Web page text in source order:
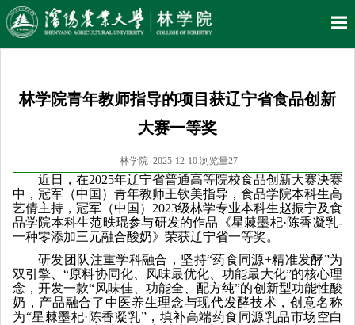
林学院青年教师指导的项目获辽宁省食品创新
大赛一等奖
林学院 2025-12-10 浏览量27
近日，在2025年辽宁省普通高等院校食品创新大赛决赛
中，冠军（中国）青年教师王钦美指导，食品学院本科生高
艺倩主持，冠军（中国） 2023级林学专业本科生赵振宁及食
品学院本科生范昳琨参与研发的作品《星棘墨杞·陈香凝乳-
一种零添加三元融合酸奶》荣获辽宁省一等奖。
研发团队注重学科融合，坚持“药食同源+精准发酵”为
双引擎、“原料协同化、风味最优化、功能最大化”的核心理
念，开发一款“风味佳、功能全、配方纯”的创新型功能性酸
奶，产品融合了中医养生理念与现代发酵技术，创意名称
为“星棘墨杞· 陈香凝乳”，填补高端药食同源乳品市场空白